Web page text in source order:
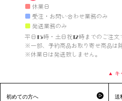
■ 休業日
■ 受注・お問い合わせ業務のみ
■ 発送業務のみ
平日15時・土日祝12時までのご注文
※一部、予約商品お取り寄せ商品は
※休業日は発送致しません。
▲ キ
初めての方へ 送